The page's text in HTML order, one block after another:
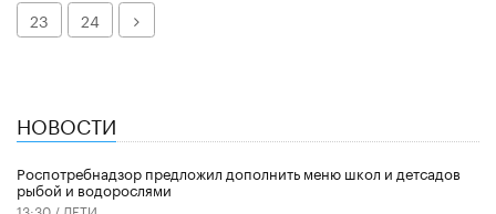
23
24 Далее
НОВОСТИ
Роспотребнадзор предложил дополнить меню школ и детсадов
рыбой и водорослями